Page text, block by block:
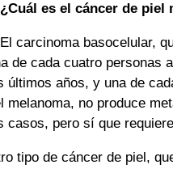
es el cáncer de piel
carcinoma basocelular,
de cada cuatro personas
últimos años, y una de
melanoma, no produce
casos, pero sí que
tipo de cáncer de piel,